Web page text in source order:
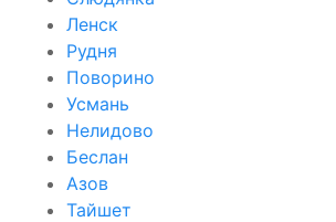
Ленск
Рудня
Поворино
Усмань
Нелидово
Беслан
Азов
Тайшет